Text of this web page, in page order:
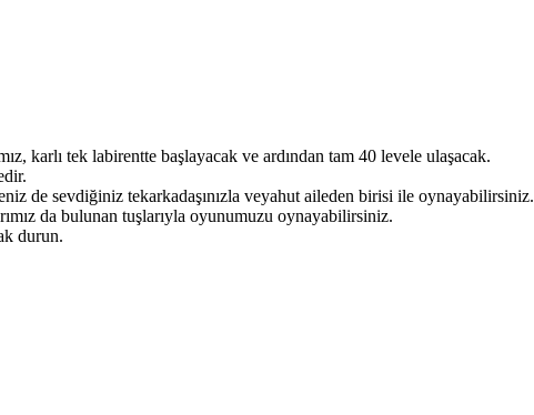
karlı tek labirentte başlayacak ve ardından tam 40 levele ulaşacak.
de sevdiğiniz tekarkadaşınızla veyahut aileden birisi ile oynayabilirsiniz.
da bulunan tuşlarıyla oyunumuzu oynayabilirsiniz.
durun.